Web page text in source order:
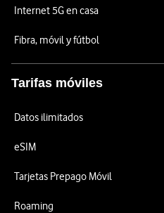
Internet 5G en casa
Fibra, móvil y fútbol
Tarifas móviles
Datos ilimitados
eSIM
Tarjetas Prepago Móvil
Roaming